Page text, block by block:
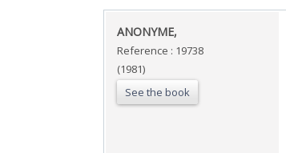
‎ANONYME,‎
Reference : 19738
(1981)
See the book